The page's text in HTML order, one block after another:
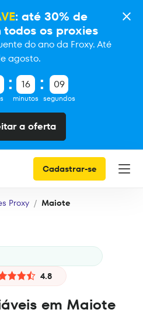
: até 30% de
os proxies
do ano da Froxy. Até
agosto.
16
minutos
08
segundos
a oferta
Cadastrar-se
Proxy Maiote
4.8
em Maiote